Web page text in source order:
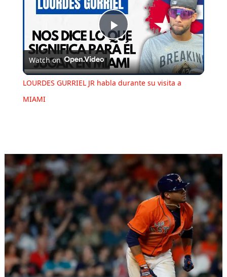
Play
Video
Watch on
LOURDES GURRIEL JR habla durante su visita a
MIAMI